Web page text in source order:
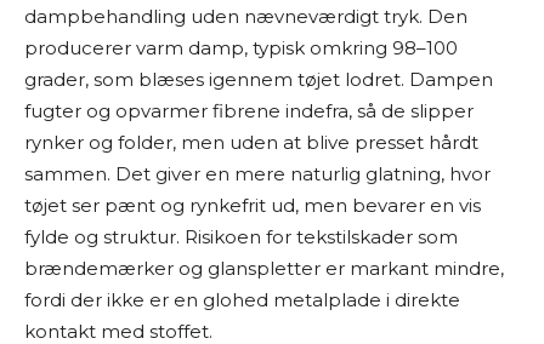
dampbehandling uden nævneværdigt tryk. Den
producerer varm damp, typisk omkring 98–100
grader, som blæses igennem tøjet lodret. Dampen
fugter og opvarmer fibrene indefra, så de slipper
rynker og folder, men uden at blive presset hårdt
sammen. Det giver en mere naturlig glatning, hvor
tøjet ser pænt og rynkefrit ud, men bevarer en vis
fylde og struktur. Risikoen for tekstilskader som
brændemærker og glanspletter er markant mindre,
fordi der ikke er en glohed metalplade i direkte
kontakt med stoffet.